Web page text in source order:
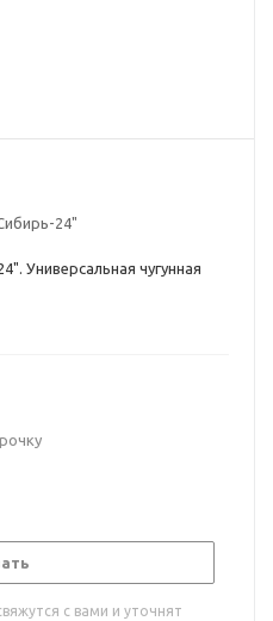
24"
Универсальная чугунная
с вами и уточнят